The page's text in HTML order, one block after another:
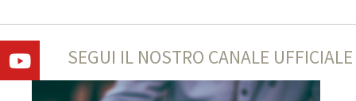
SEGUI IL NOSTRO CANALE UFFICIALE